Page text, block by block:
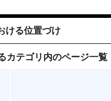
ける位置づけ
カテゴリ内のページ一覧